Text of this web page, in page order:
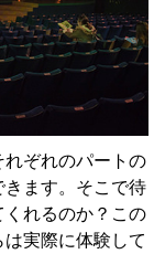
ぞれのパートの
ます。そこで待
れるのか？この
実際に体験して